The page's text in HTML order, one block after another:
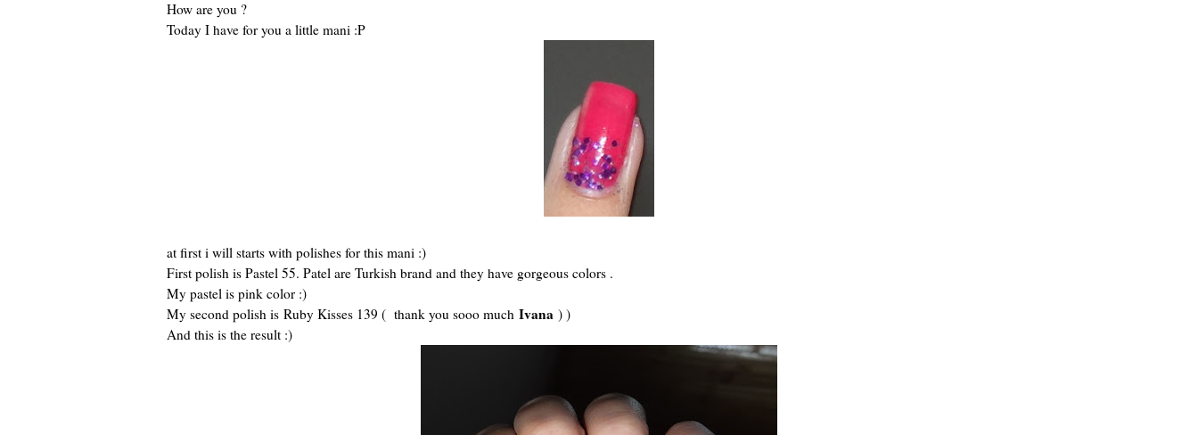
How are you ?
Today I have for you a little mani :P
at first i will starts with polishes for this mani :)
First polish is Pastel 55. Patel are Turkish brand and they have gorgeous colors .
My pastel is pink color :)
My second polish is Ruby Kisses 139 ( thank you sooo much Ivana ) )
And this is the result :)